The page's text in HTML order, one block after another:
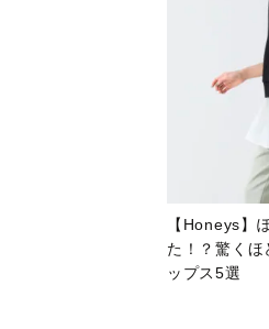
【Honeys】
た！？驚くほ
ップス5選